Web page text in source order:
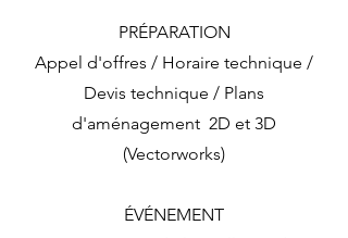
PRÉPARATION
Appel d'offres / Horaire technique /
Devis technique / Plans
d'aménagement 2D et 3D
(Vectorworks)
ÉVÉNEMENT